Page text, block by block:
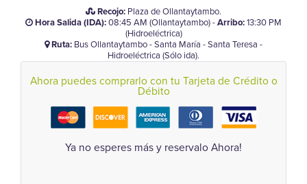
Recojo: Plaza de Ollantaytambo.
Hora Salida (IDA):08:45 AM (Ollantaytambo)-Arribo:13:30 PM
(Hidroeléctrica)
Ruta: Bus Ollantaytambo - Santa María - Santa Teresa -
Hidroeléctrica (Sólo ida).
Ahora puedes comprarlo con tu Tarjeta de Crédito o
Débito
Ya no esperes más y reservalo Ahora!